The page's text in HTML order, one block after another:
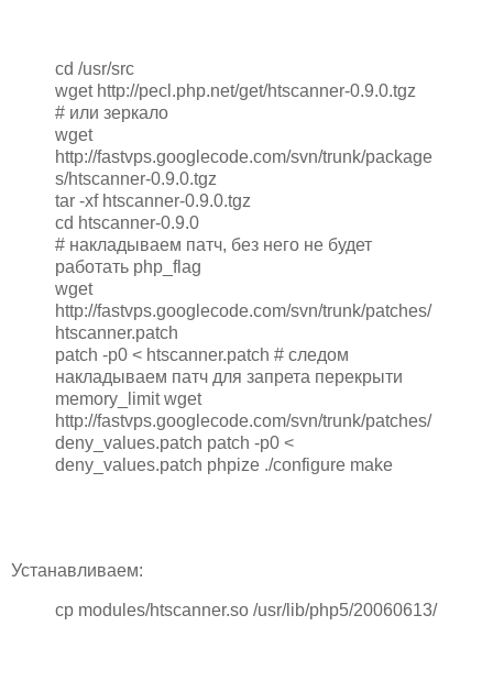
cd /usr/src
wget http://pecl.php.net/get/htscanner-0.9.0.tgz
# или зеркало
wget
http://fastvps.googlecode.com/svn/trunk/package
s/htscanner-0.9.0.tgz
tar -xf htscanner-0.9.0.tgz
cd htscanner-0.9.0
# накладываем патч, без него не будет
работать php_flag
wget
http://fastvps.googlecode.com/svn/trunk/patches/
htscanner.patch
patch -p0 < htscanner.patch # следом
накладываем патч для запрета перекрыти
memory_limit wget
http://fastvps.googlecode.com/svn/trunk/patches/
deny_values.patch patch -p0 <
deny_values.patch phpize ./configure make
Устанавливаем:
cp modules/htscanner.so /usr/lib/php5/20060613/